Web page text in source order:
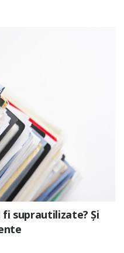
suprautilizate? Și